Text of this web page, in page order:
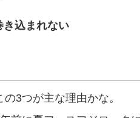
込まれない
の3つが主な理由かな。